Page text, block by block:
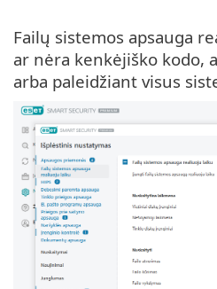
Failų sistemos apsauga
ar nėra kenkėjiško kodo,
arba paleidžiant visus